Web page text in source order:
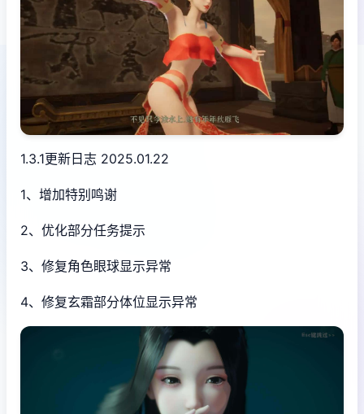
1.3.1更新日志 2025.01.22
1、增加特别鸣谢
2、优化部分任务提示
3、修复角色眼球显示异常
4、修复玄霜部分体位显示异常